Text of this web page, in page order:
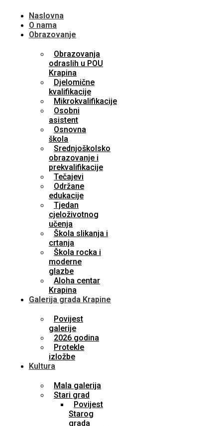
Naslovna
O nama
Obrazovanje
Obrazovanja
odraslih u POU
Krapina
Djelomične
kvalifikacije
Mikrokvalifikacije
Osobni
asistent
Osnovna
škola
Srednjoškolsko
obrazovanje i
prekvalifikacije
Tečajevi
Održane
edukacije
Tjedan
cjeloživotnog
učenja
Škola slikanja i
crtanja
Škola rocka i
moderne
glazbe
Aloha centar
Krapina
Galerija grada Krapine
Povijest
galerije
2026 godina
Protekle
izložbe
Kultura
Mala galerija
Stari grad
Povijest
Starog
grada